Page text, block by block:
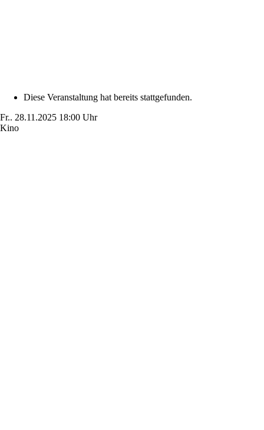
Diese Veranstaltung hat bereits stattgefunden.
Fr.. 28.11.2025 18:00 Uhr
Kino